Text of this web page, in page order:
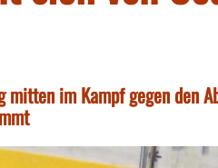
im Kampf gegen den